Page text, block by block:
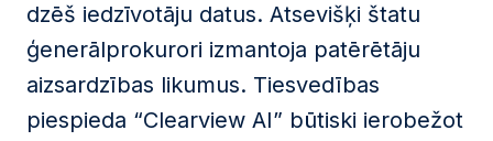
dzēš iedzīvotāju datus. Atsevišķi štatu
ģenerālprokurori izmantoja patērētāju
aizsardzības likumus. Tiesvedības
piespieda “Clearview AI” būtiski ierobežot